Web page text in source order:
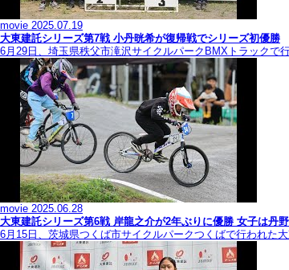
movie 2025.07.19
大東建託シリーズ第7戦 ⼩丹晄希が復帰戦でシリーズ初優勝
6月29日、埼玉県秩父市滝沢サイクルパークBMXトラックで
movie 2025.06.28
大東建託シリーズ第6戦 岸龍之介が2年ぶりに優勝 女子は丹
6月15日、茨城県つくば市サイクルパークつくばで行われた